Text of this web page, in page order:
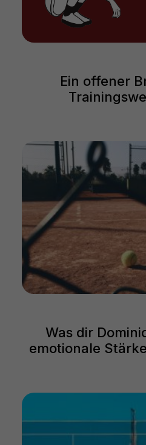
Ein offener
Was dir
emotionale